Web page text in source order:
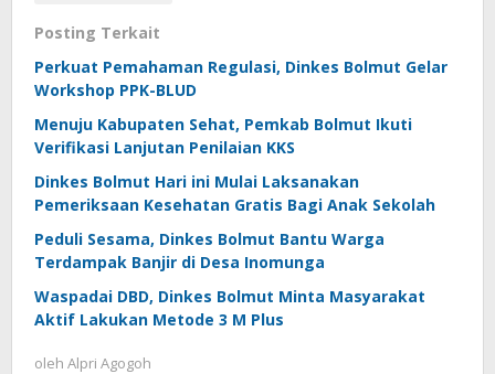
Posting Terkait
Perkuat Pemahaman Regulasi, Dinkes Bolmut Gelar
Workshop PPK-BLUD
Menuju Kabupaten Sehat, Pemkab Bolmut Ikuti
Verifikasi Lanjutan Penilaian KKS
Dinkes Bolmut Hari ini Mulai Laksanakan
Pemeriksaan Kesehatan Gratis Bagi Anak Sekolah
Peduli Sesama, Dinkes Bolmut Bantu Warga
Terdampak Banjir di Desa Inomunga
Waspadai DBD, Dinkes Bolmut Minta Masyarakat
Aktif Lakukan Metode 3 M Plus
oleh Alpri Agogoh